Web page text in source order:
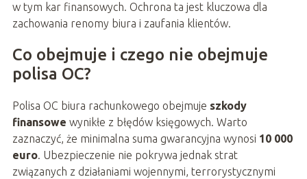
w tym kar finansowych. Ochrona ta jest kluczowa dla
zachowania renomy biura i zaufania klientów.
Co obejmuje i czego nie obejmuje
polisa OC?
Polisa OC biura rachunkowego obejmuje szkody
finansowe wynikłe z błędów księgowych. Warto
zaznaczyć, że minimalna suma gwarancyjna wynosi 10 000
euro. Ubezpieczenie nie pokrywa jednak strat
związanych z działaniami wojennymi, terrorystycznymi